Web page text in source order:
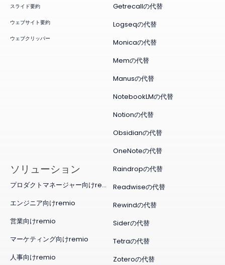
スライド要約
ウェブサイト要約
ウェブクリッパー
Getrecallの代替
Logseqの代替
Monicaの代替
Memの代替
Manusの代替
NotebookLMの代替
Notionの代替
Obsidianの代替
OneNoteの代替
Raindropの代替
Readwiseの代替
Rewindの代替
Siderの代替
Tetraの代替
Zoteroの代替
ソリューション
プロダクトマネージャー向けremio
エンジニア向けremio
営業向けremio
マーケティング向けremio
人事向けremio